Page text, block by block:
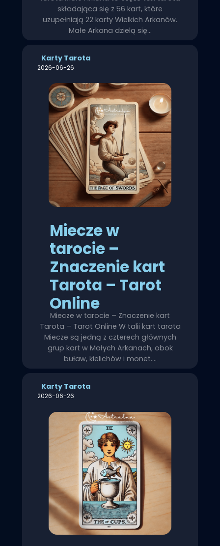
składająca się z 56 kart, które
uzupełniają 22 karty Wielkich Arkanów.
Małe Arkana dzielą się…
Karty Tarota
2026-06-26
Miecze w
tarocie –
Znaczenie kart
Tarota – Tarot
Online
Miecze w tarocie – Znaczenie kart
Tarota – Tarot Online W talii kart tarota
Miecze są jedną z czterech głównych
grup kart w Małych Arkanach, obok
buław, kielichów i monet.…
Karty Tarota
2026-06-26